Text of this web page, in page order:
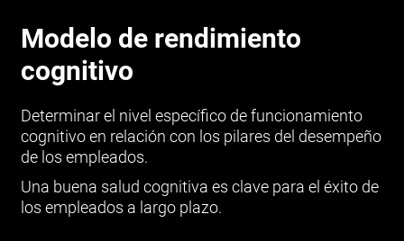
Modelo de rendimiento
cognitivo
Determinar el nivel específico de funcionamiento
cognitivo en relación con los pilares del desempeño
de los empleados.
Una buena salud cognitiva es clave para el éxito de
los empleados a largo plazo.